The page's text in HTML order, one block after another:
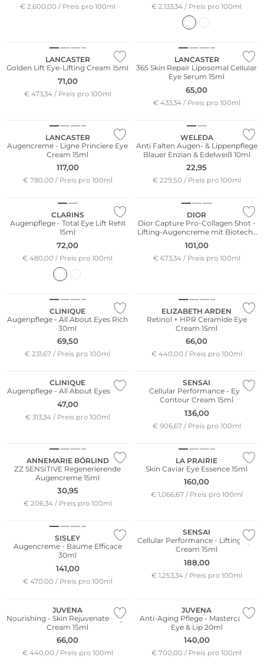
€ 2,600,00 / Preis pro 100ml € 2,133,34 / Preis pro 100ml
LANCASTER
Golden Lift Eye-Lifting Cream 15ml
71,00
€ 473,34 / Preis pro 100ml
LANCASTER
365 Skin Repair Liposomal Cellular
Eye Serum 15ml
65,00
€ 433,34 / Preis pro 100ml
LANCASTER
Augencreme - Ligne Princiere Eye
Cream 15ml
117,00
€ 780,00 / Preis pro 100ml
WELEDA
Anti Falten Augen- & Lippenpflege
Blauer Enzian & Edelweiß 10ml
22,95
€ 229,50 / Preis pro 100ml
CLARINS
Augenpflege - Total Eye Lift Refill
15ml
72,00
€ 480,00 / Preis pro 100ml
DIOR
Dior Capture Pro-Collagen Shot -
Lifting-Augencreme mit Biotech-
Kollagenfragment 15ml
101,00
€ 673,34 / Preis pro 100ml
CLINIQUE
Augenpflege - All About Eyes Rich
30ml
69,50
€ 231,67 / Preis pro 100ml
ELIZABETH ARDEN
Retinol + HPR Ceramide Eye
Cream 15ml
66,00
€ 440,00 / Preis pro 100ml
CLINIQUE
Augenpflege - All About Eyes 15ml
47,00
€ 313,34 / Preis pro 100ml
SENSAI
Cellular Performance - Eye
Contour Cream 15ml
136,00
€ 906,67 / Preis pro 100ml
ANNEMARIE BÖRLIND
ZZ SENSITIVE Regenerierende
Augencreme 15ml
30,95
€ 206,34 / Preis pro 100ml
LA PRAIRIE
Skin Caviar Eye Essence 15ml
160,00
€ 1,066,67 / Preis pro 100ml
SISLEY
Augencreme - Baume Efficace
30ml
141,00
€ 470,00 / Preis pro 100ml
SENSAI
Cellular Performance - Lifting Eye
Cream 15ml
188,00
€ 1,253,34 / Preis pro 100ml
JUVENA
Nourishing - Skin Rejuvenate - Eye
Cream 15ml
66,00
€ 440,00 / Preis pro 100ml
JUVENA
Anti-Aging Pflege - Mastercare -
Eye & Lip 20ml
140,00
€ 700,00 / Preis pro 100ml